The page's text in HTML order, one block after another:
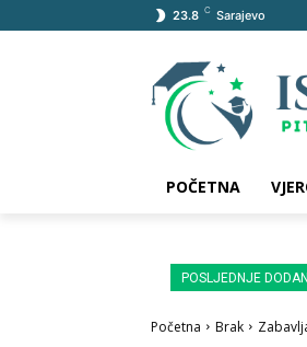
23.8 C Sarajevo
POČETNA
POSLJEDNJE
Početna Brak